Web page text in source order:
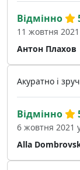
Антон Плахов
Відмінно
11 жовтня
Акуратно і
Alla
Відмінно
6 жовтня 2021